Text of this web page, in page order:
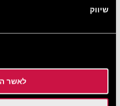
שיווק
לאשר
מזנון לילה קפריסאי
ארוחת ערב חגיגית (תפריט 5)
ארוחת ערב חגיגית צמחונית